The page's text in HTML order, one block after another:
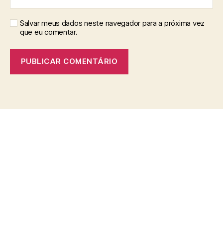
Salvar meus dados neste navegador para a próxima vez
que eu comentar.